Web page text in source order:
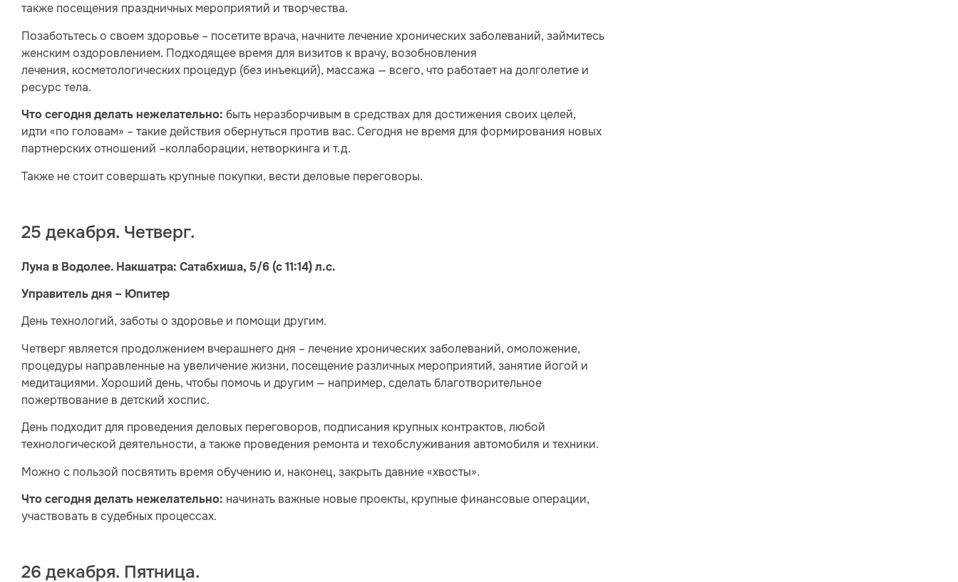
также посещения праздничных мероприятий и творчества.
Позаботьтесь о своем здоровье – посетите врача, начните лечение хронических заболеваний, займитесь
женским оздоровлением. Подходящее время для визитов к врачу, возобновления
лечения, косметологических процедур (без инъекций), массажа — всего, что работает на долголетие и
ресурс тела.
Что сегодня делать нежелательно: быть неразборчивым в средствах для достижения своих целей,
идти «по головам» – такие действия обернуться против вас. Сегодня не время для формирования новых
партнерских отношений –коллаборации, нетворкинга и т.д.
Также не стоит совершать крупные покупки, вести деловые переговоры.
25 декабря. Четверг.
Луна в Водолее. Накшатра: Сатабхиша, 5/6 (с 11:14) л.с.
Управитель дня – Юпитер
День технологий, заботы о здоровье и помощи другим.
Четверг является продолжением вчерашнего дня – лечение хронических заболеваний, омоложение,
процедуры направленные на увеличение жизни, посещение различных мероприятий, занятие йогой и
медитациями. Хороший день, чтобы помочь и другим — например, сделать благотворительное
пожертвование в детский хоспис.
День подходит для проведения деловых переговоров, подписания крупных контрактов, любой
технологической деятельности, а также проведения ремонта и техобслуживания автомобиля и техники.
Можно с пользой посвятить время обучению и, наконец, закрыть давние «хвосты».
Что сегодня делать нежелательно: начинать важные новые проекты, крупные финансовые операции,
участвовать в судебных процессах.
26 декабря. Пятница.